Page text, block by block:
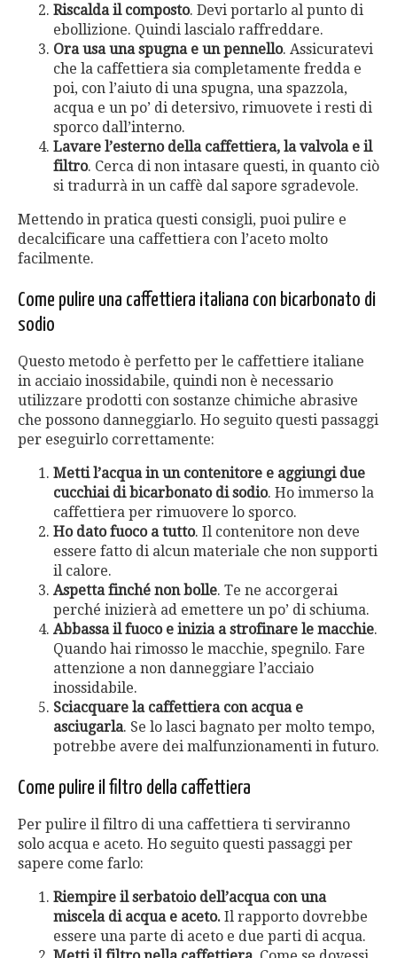
Riscalda il composto. Devi portarlo al punto di
ebollizione. Quindi lascialo raffreddare.
Ora usa una spugna e un pennello. Assicuratevi
che la caffettiera sia completamente fredda e
poi, con l’aiuto di una spugna, una spazzola,
acqua e un po’ di detersivo, rimuovete i resti di
sporco dall’interno.
Lavare l’esterno della caffettiera, la valvola e il
filtro. Cerca di non intasare questi, in quanto ciò
si tradurrà in un caffè dal sapore sgradevole.
Mettendo in pratica questi consigli, puoi pulire e
decalcificare una caffettiera con l’aceto molto
facilmente.
Come pulire una caffettiera italiana con bicarbonato di
sodio
Questo metodo è perfetto per le caffettiere italiane
in acciaio inossidabile, quindi non è necessario
utilizzare prodotti con sostanze chimiche abrasive
che possono danneggiarlo. Ho seguito questi passaggi
per eseguirlo correttamente:
Metti l’acqua in un contenitore e aggiungi due
cucchiai di bicarbonato di sodio. Ho immerso la
caffettiera per rimuovere lo sporco.
Ho dato fuoco a tutto. Il contenitore non deve
essere fatto di alcun materiale che non supporti
il calore.
Aspetta finché non bolle. Te ne accorgerai
perché inizierà ad emettere un po’ di schiuma.
Abbassa il fuoco e inizia a strofinare le macchie.
Quando hai rimosso le macchie, spegnilo. Fare
attenzione a non danneggiare l’acciaio
inossidabile.
Sciacquare la caffettiera con acqua e
asciugarla. Se lo lasci bagnato per molto tempo,
potrebbe avere dei malfunzionamenti in futuro.
Come pulire il filtro della caffettiera
Per pulire il filtro di una caffettiera ti serviranno
solo acqua e aceto. Ho seguito questi passaggi per
sapere come farlo:
Riempire il serbatoio dell’acqua con una
miscela di acqua e aceto. Il rapporto dovrebbe
essere una parte di aceto e due parti di acqua.